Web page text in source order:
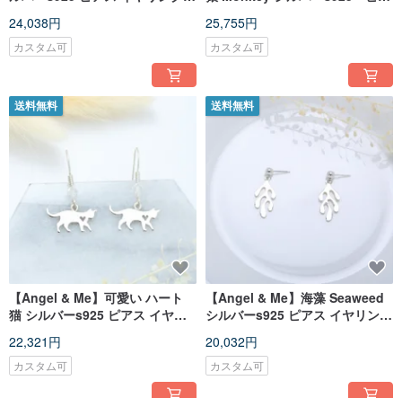
デー 誕生日プレゼント
24,038円
カスタム可
マス バレンタインデー 誕生日
プレゼント
25,755円
カスタム可
送料無料
【Angel & Me】可愛い ハート
猫 シルバーs925 ピアス イヤリ
インデー 誕生日プレゼント
22,321円
カスタム可
送料無料
【Angel & Me】海藻 Seaweed
シルバーs925 ピアス イヤリング
デー 誕生日プレゼント
20,032円
カスタム可